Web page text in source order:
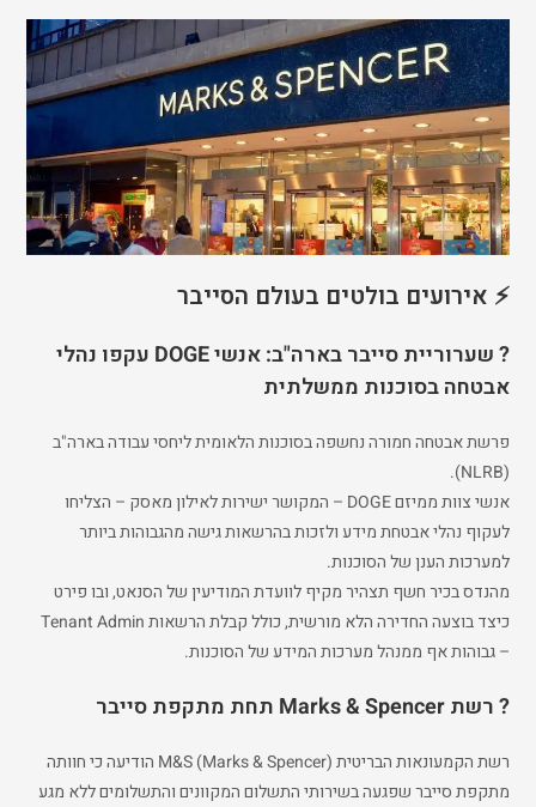
⚡ אירועים בולטים בעולם הסייבר
? שערוריית סייבר בארה"ב: אנשי DOGE עקפו נהלי
אבטחה בסוכנות ממשלתית
פרשת אבטחה חמורה נחשפה בסוכנות הלאומית ליחסי עבודה בארה"ב
(NLRB).
אנשי צוות ממיזם DOGE – המקושר ישירות לאילון מאסק – הצליחו
לעקוף נהלי אבטחת מידע ולזכות בהרשאות גישה מהגבוהות ביותר
למערכות הענן של הסוכנות.
מהנדס בכיר חשף תצהיר מקיף לוועדת המודיעין של הסנאט, ובו פירט
כיצד בוצעה החדירה הלא מורשית, כולל קבלת הרשאות Tenant Admin
– גבוהות אף ממנהל מערכות המידע של הסוכנות.
? רשת Marks & Spencer תחת מתקפת סייבר
רשת הקמעונאות הבריטית M&S (Marks & Spencer) הודיעה כי חוותה
מתקפת סייבר שפגעה בשירותי התשלום המקוונים והתשלומים ללא מגע